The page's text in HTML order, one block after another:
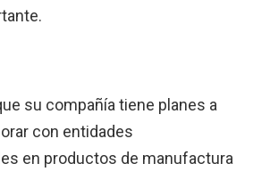
su compañía tiene planes a
con entidades
en productos de manufactura